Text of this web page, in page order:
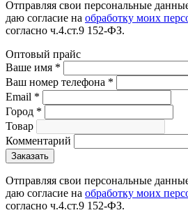
Отправляя свои персональные
даю согласие на обработку моих
согласно ч.4.ст.9 152-ФЗ.
Оптовый прайс
Ваше имя *
Ваш номер телефона *
Email *
Город *
Товар
Комментарий
Отправляя свои персональные
даю согласие на обработку моих
согласно ч.4.ст.9 152-ФЗ.